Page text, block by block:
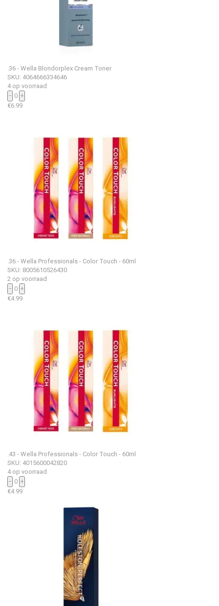
.36 - Wella Blondorplex Cream Toner
SKU: 4064666334646
4 op voorraad
− 0 +
€6.99
.36 - Wella Professionals - Color Touch - 60ml
SKU: 8005610526430
2 op voorraad
− 0 +
€4.99
.43 - Wella Professionals - Color Touch - 60ml
SKU: 4015600042820
4 op voorraad
− 0 +
€4.99